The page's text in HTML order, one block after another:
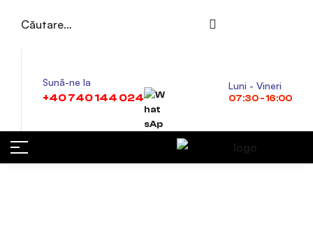
Sună-ne la
+40 740 144 024
Luni - Vineri
07:30 - 16:00